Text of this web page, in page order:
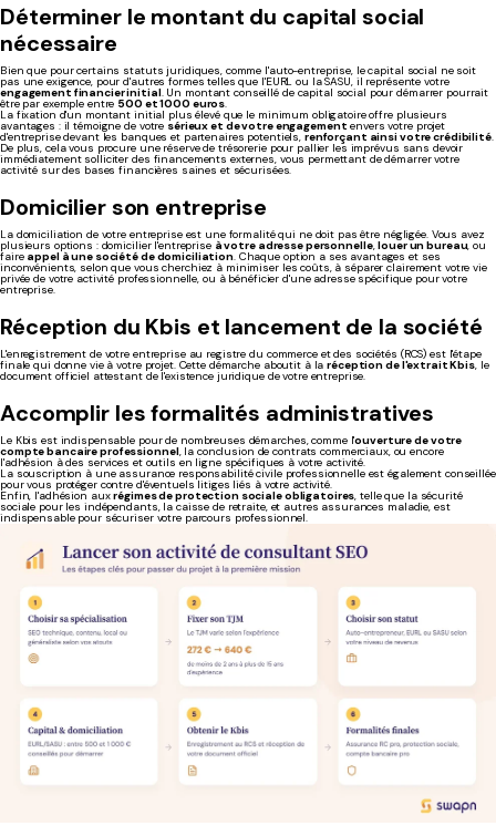
Déterminer le montant du capital social
nécessaire
Bien que pour certains statuts juridiques, comme l'auto-entreprise, le capital social ne soit
pas une exigence, pour d'autres formes telles que l'EURL ou la SASU, il représente votre
engagement financier initial. Un montant conseillé de capital social pour démarrer pourrait
être par exemple entre 500 et 1000 euros.
La fixation d'un montant initial plus élevé que le minimum obligatoire offre plusieurs
avantages : il témoigne de votre sérieux et de votre engagement envers votre projet
d'entreprise devant les banques et partenaires potentiels, renforçant ainsi votre crédibilité.
De plus, cela vous procure une réserve de trésorerie pour pallier les imprévus sans devoir
immédiatement solliciter des financements externes, vous permettant de démarrer votre
activité sur des bases financières saines et sécurisées.
Domicilier son entreprise
La domiciliation de votre entreprise est une formalité qui ne doit pas être négligée. Vous avez
plusieurs options : domicilier l'entreprise à votre adresse personnelle,louer un bureau, ou
faire appel à une société de domiciliation. Chaque option a ses avantages et ses
inconvénients, selon que vous cherchiez à minimiser les coûts, à séparer clairement votre vie
privée de votre activité professionnelle, ou à bénéficier d'une adresse spécifique pour votre
entreprise.
Réception du Kbis et lancement de la société
L'enregistrement de votre entreprise au registre du commerce et des sociétés (RCS) est l'étape
finale qui donne vie à votre projet. Cette démarche aboutit à laréception de l'extrait Kbis, le
document officiel attestant de l'existence juridique de votre entreprise.
Accomplir les formalités administratives
Le Kbis est indispensable pour de nombreuses démarches, comme l'ouverture de votre
compte bancaire professionnel, la conclusion de contrats commerciaux, ou encore
l'adhésion à des services et outils en ligne spécifiques à votre activité.
La souscription à une assurance responsabilité civile professionnelle est également conseillée
pour vous protéger contre d'éventuels litiges liés à votre activité.
Enfin, l'adhésion auxrégimes de protection sociale obligatoires, telle que la sécurité
sociale pour les indépendants, la caisse de retraite, et autres assurances maladie, est
indispensable pour sécuriser votre parcours professionnel.